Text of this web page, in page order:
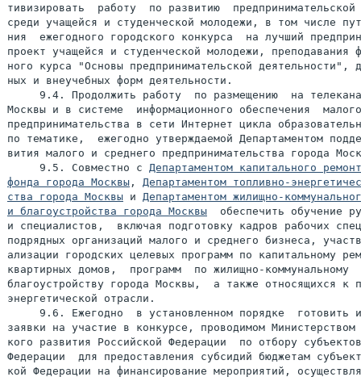
тивизировать  работу  по развитию  предпринимательской
среди учащейся и студенческой молодежи, в том числе
ния  ежегодного городского конкурса  на лучший
проект учащейся и студенческой молодежи, преподавания
ного курса "Основы предпринимательской деятельности",
ных и внеучебных форм деятельности.
9.4. Продолжить работу  по размещению  на
Москвы и в системе  информационного обеспечения
предпринимательства в сети Интернет цикла
по тематике,  ежегодно утверждаемой Департаментом
вития малого и среднего предпринимательства города
     9.5. Совместно с
Департаментом капитального
фонда города Москвы , Департаментом топливно-
ства города Москвы и Департаментом жилищно-
и благоустройства города Москвы
обеспечить обучение
и специалистов,  включая подготовку кадров рабочих
подрядных организаций малого и среднего бизнеса,
ализации городских целевых программ по капитальному
квартирных домов,  программ  по жилищно-коммунальному
благоустройству города Москвы,  а также относящихся к
энергетической отрасли.
9.6. Ежегодно  в установленном порядке  готовить
заявки на участие в конкурсе, проводимом Министерством
кого развития Российской Федерации  по отбору
Федерации  для предоставления субсидий бюджетам
кой Федерации на финансирование мероприятий,